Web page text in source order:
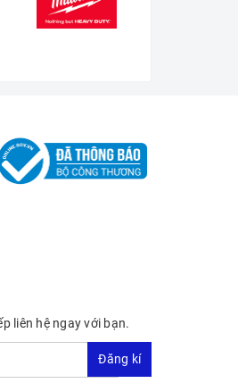
liên hệ ngay với bạn.
Đăng kí